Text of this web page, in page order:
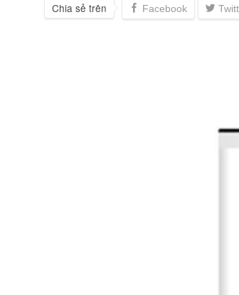
Chia sẻ trên